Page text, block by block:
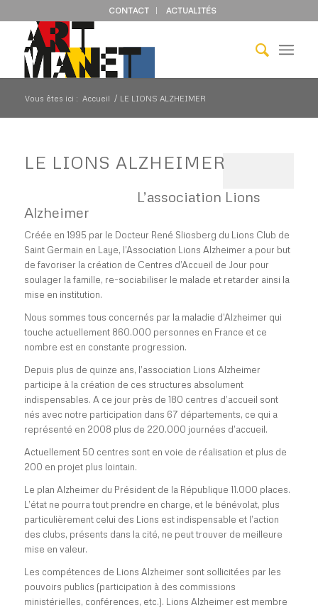
CONTACT ACTUALITÉS
Vous êtes ici : Accueil / LE LIONS ALZHEIMER
LE LIONS ALZHEIMER
L’association Lions
Alzheimer
Créée en 1995 par le Docteur René Sliosberg du Lions Club de
Saint Germain en Laye, l’Association Lions Alzheimer a pour but
de favoriser la création de Centres d’Accueil de Jour pour
soulager la famille, re-sociabiliser le malade et retarder ainsi la
mise en institution.
Nous sommes tous concernés par la maladie d’Alzheimer qui
touche actuellement 860.000 personnes en France et ce
nombre est en constante progression.
Depuis plus de quinze ans, l’association Lions Alzheimer
participe à la création de ces structures absolument
indispensables. A ce jour près de 180 centres d’accueil sont
nés avec notre participation dans 67 départements, ce qui a
représenté en 2008 plus de 220.000 journées d’accueil.
Actuellement 50 centres sont en voie de réalisation et plus de
200 en projet plus lointain.
Le plan Alzheimer du Président de la République 11.000 places.
L’état ne pourra tout prendre en charge, et le bénévolat, plus
particulièrement celui des Lions est indispensable et l’action
des clubs, présents dans la cité, ne peut trouver de meilleure
mise en valeur.
Les compétences de Lions Alzheimer sont sollicitées par les
pouvoirs publics (participation à des commissions
ministérielles, conférences, etc.). Lions Alzheimer est membre